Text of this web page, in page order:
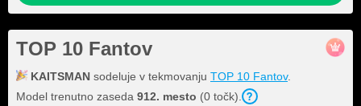
TOP 10 Fantov
KAITSMAN sodeluje v tekmovanju TOP 10 Fantov.
Model trenutno zaseda 912. mesto (0 točk).